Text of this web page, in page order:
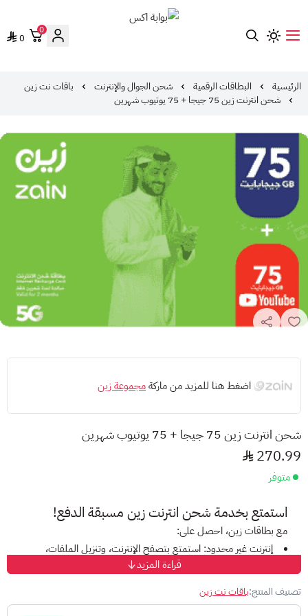
0
0
الرئيسية البطاقات الرقمية شحن الجوال والإنترنت
باقات نت زين
شحن انترنت زين 75 جيجا + 75 يوتيوب شهرين
اضغط هنا للمزيد من ماركةمجموعة زين
شحن انترنت زين 75 جيجا + 75 يوتيوب شهرين
270.99
متوفر
استمتع بخدمة شحن انترنتزين مسبقة الدفع!
مع بطاقات زين، احصل على:
إنترنت غير محدود: استمتع بتصفح الإنترنت، وتنزيل الملفات،
ومشاهدة الفيديوهات دون قيود على البيانات.
عروض متنوعة:
احتياجاتك وميزانيتك.
قراءة المزيد
تصنيف المنتج:باقات نت زين